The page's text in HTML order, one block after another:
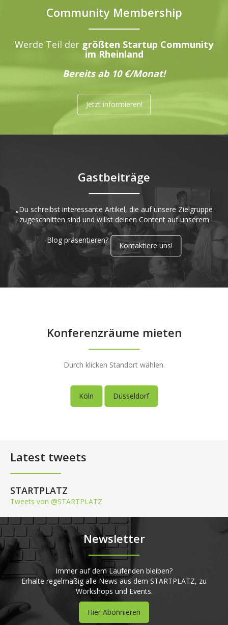
Community Membership
Werde Teil der größten Startup Community
im Rheinland
Bereits ab 10 €/Monat!
Jetzt informieren!
Gastbeiträge
„Du schreibst interessante Artikel, die auf unsere Zielgruppe
zugeschnitten sind und willst deinen Content auf unserem
Blog präsentieren?
Kontaktiere uns!
Konferenzräume mieten
Durch klicken Standort wählen.
Köln Düsseldorf
Latest tweets
STARTPLATZ
Tweets von @STARTPLATZ
Newsletter
Immer auf dem Laufenden bleiben?
Erhalte regelmäßig alle News aus dem STARTPLATZ, zu
Workshops und Events.
Hier Abonnieren